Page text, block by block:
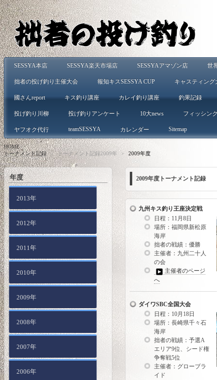
SESSYA本店 SESSYA楽天市場店 SESSYAアマゾン店 世
拙者の投げ釣り主催大会 報知キスSESSYA CUP キャスティング
國さんreport キス釣り講座 カレイ釣り講座 釣果記録
投げ釣り川柳 投げ釣りアンケート 10大news フィッシン
ヤフオク代行 teamSESSYA カレンダー Sitemap
HOME>
トーナメント記録 > トーナメント記録2009年 > 2009年度
2009年度トーナメント記録
九州キス釣り王座決定戦
日程：11月8日
場所：福岡県新松原
海岸
拙者の戦績：優勝
主催者：九州二十人
の会
主催者のページ
へ
ダイワSBC全国大会
日程：10月18日
場所：長崎県千々石
海岸
拙者の戦績：予選A
エリア9位、シード権
争奪戦5位
主催者：グローブラ
イド
年度
2013年
2012年
2011年
2010年
2009年
2008年
2007年
2006年